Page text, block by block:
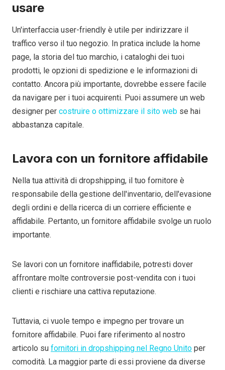
usare
Un'interfaccia user-friendly è utile per indirizzare il
traffico verso il tuo negozio. In pratica include la home
page, la storia del tuo marchio, i cataloghi dei tuoi
prodotti, le opzioni di spedizione e le informazioni di
contatto. Ancora più importante, dovrebbe essere facile
da navigare per i tuoi acquirenti. Puoi assumere un web
designer per costruire o ottimizzare il sito web se hai
abbastanza capitale.
Lavora con un fornitore affidabile
Nella tua attività di dropshipping, il tuo fornitore è
responsabile della gestione dell'inventario, dell'evasione
degli ordini e della ricerca di un corriere efficiente e
affidabile. Pertanto, un fornitore affidabile svolge un ruolo
importante.
Se lavori con un fornitore inaffidabile, potresti dover
affrontare molte controversie post-vendita con i tuoi
clienti e rischiare una cattiva reputazione.
Tuttavia, ci vuole tempo e impegno per trovare un
fornitore affidabile. Puoi fare riferimento al nostro
articolo su fornitori in dropshipping nel Regno Unito per
comodità. La maggior parte di essi proviene da diverse